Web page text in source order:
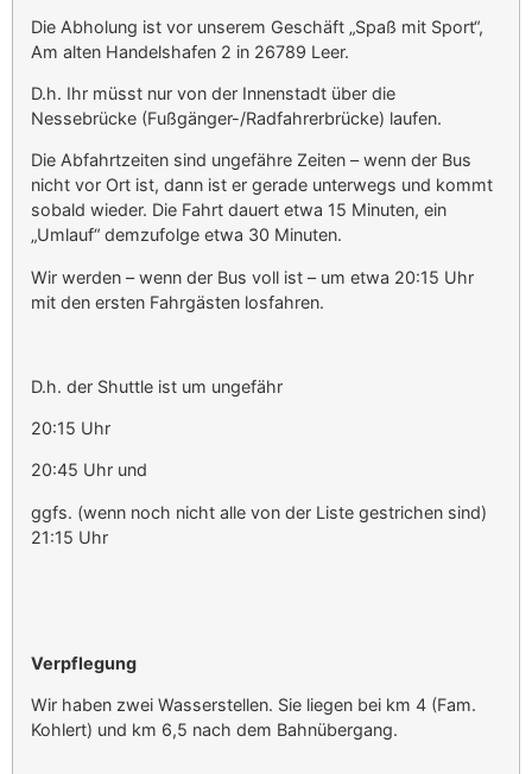
Die Abholung ist vor unserem Geschäft „Spaß mit Sport“,
Am alten Handelshafen 2 in 26789 Leer.
D.h. Ihr müsst nur von der Innenstadt über die
Nessebrücke (Fußgänger-/Radfahrerbrücke) laufen.
Die Abfahrtzeiten sind ungefähre Zeiten – wenn der Bus
nicht vor Ort ist, dann ist er gerade unterwegs und kommt
sobald wieder. Die Fahrt dauert etwa 15 Minuten, ein
„Umlauf“ demzufolge etwa 30 Minuten.
Wir werden – wenn der Bus voll ist – um etwa 20:15 Uhr
mit den ersten Fahrgästen losfahren.
D.h. der Shuttle ist um ungefähr
20:15 Uhr
20:45 Uhr und
ggfs. (wenn noch nicht alle von der Liste gestrichen sind)
21:15 Uhr
Verpflegung
Wir haben zwei Wasserstellen. Sie liegen bei km 4 (Fam.
Kohlert) und km 6,5 nach dem Bahnübergang.